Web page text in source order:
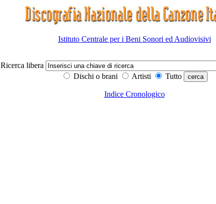
Istituto Centrale per i Beni Sonori ed Audiovisivi
Ricerca libera
Dischi o brani
Artisti Tutto
Indice Cronologico